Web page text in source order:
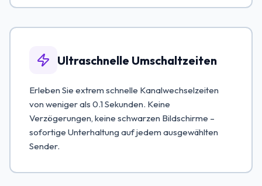
Ultraschnelle Umschaltzeiten
Erleben Sie extrem schnelle Kanalwechselzeiten
von weniger als 0.1 Sekunden. Keine
Verzögerungen, keine schwarzen Bildschirme –
sofortige Unterhaltung auf jedem ausgewählten
Sender.